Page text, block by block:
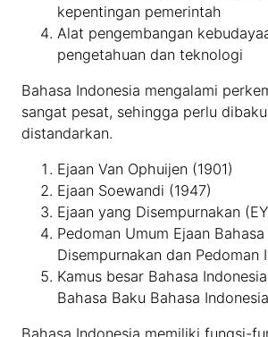
kepentingan pemerintah
Alat pengembangan
pengetahuan dan teknologi
Bahasa Indonesia mengalami
sangat pesat, sehingga perlu
distandarkan.
Ejaan Van Ophuijen (1901)
Ejaan Soewandi (1947)
Ejaan yang Disempurnakan
Pedoman Umum Ejaan
Disempurnakan dan Pedoman
Kamus besar Bahasa
Bahasa Baku Bahasa